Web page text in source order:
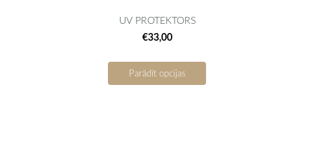
UV PROTEKTORS
€33,00
Parādīt opcijas